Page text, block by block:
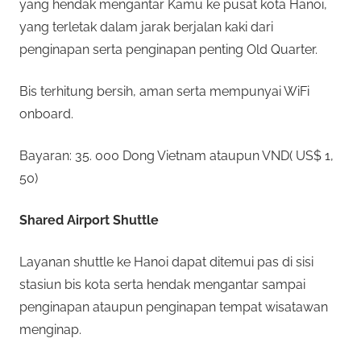
yang hendak mengantar Kamu ke pusat kota Hanoi,
yang terletak dalam jarak berjalan kaki dari
penginapan serta penginapan penting Old Quarter.
Bis terhitung bersih, aman serta mempunyai WiFi
onboard.
Bayaran: 35. 000 Dong Vietnam ataupun VND( US$ 1,
50)
Shared Airport Shuttle
Layanan shuttle ke Hanoi dapat ditemui pas di sisi
stasiun bis kota serta hendak mengantar sampai
penginapan ataupun penginapan tempat wisatawan
menginap.